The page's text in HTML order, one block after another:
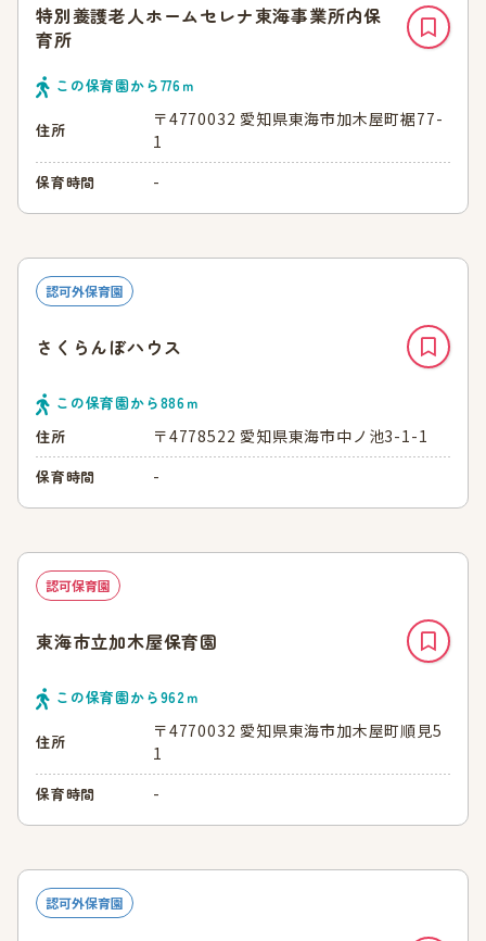
特別養護老人ホームセレナ東海事業所内保
育所
この保育園から776ｍ
住所
〒4770032 愛知県東海市加木屋町裾77-
1
保育時間 -
認可外保育園
さくらんぼハウス
この保育園から886ｍ
住所
〒4778522 愛知県東海市中ノ池3-1-1
保育時間 -
認可保育園
東海市立加木屋保育園
この保育園から962ｍ
住所
〒4770032 愛知県東海市加木屋町順見5
1
保育時間 -
認可外保育園